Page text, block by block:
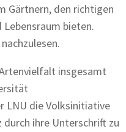
Gärtnern, den richtigen
bieten.
nachzulesen.
insgesamt
LNU die Volksinitiative
ihre Unterschrift zu